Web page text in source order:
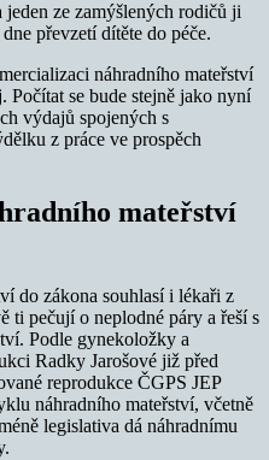
ze zamýšlených rodičů ji
převzetí dítěte do péče.
náhradního mateřství
Počítat se bude stejně jako nyní
výdajů spojených s
z práce ve prospěch
mateřství
do zákona souhlasí i lékaři z
ti pečují o neplodné páry a řeší s
Podle gynekoložky a
Radky Jarošové již před
reprodukce ČGPS JEP
náhradního mateřství, včetně
legislativa dá náhradnímu